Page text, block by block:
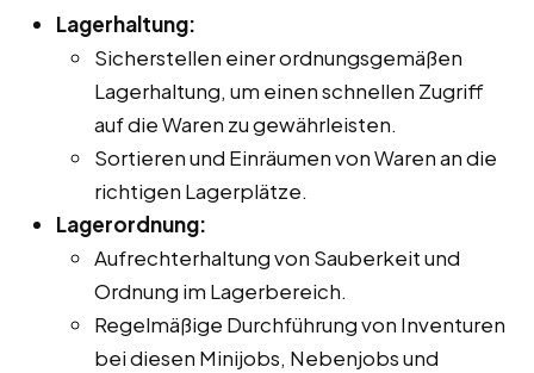
Lagerhaltung:
Sicherstellen einer ordnungsgemäßen
Lagerhaltung, um einen schnellen Zugriff
auf die Waren zu gewährleisten.
Sortieren und Einräumen von Waren an die
richtigen Lagerplätze.
Lagerordnung:
Aufrechterhaltung von Sauberkeit und
Ordnung im Lagerbereich.
Regelmäßige Durchführung von Inventuren
bei diesen Minijobs, Nebenjobs und